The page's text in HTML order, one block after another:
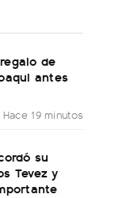
de
antes
Hace 19 minutos
su
Tevez y